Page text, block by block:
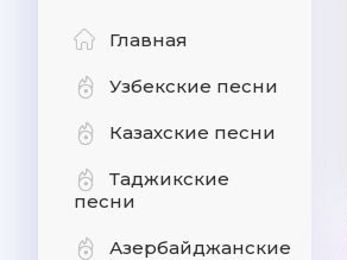
Главная
Узбекские песни
Казахские песни
Таджикские
песни
Азербайджанские